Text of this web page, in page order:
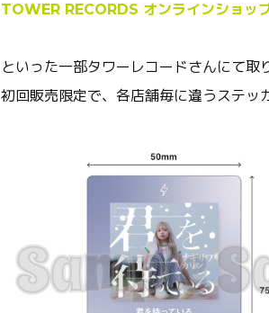
TOWER RECORDS オンラインショッ
といった一部タワーレコードさんにて
初回販売限定で、各店舗毎に違うステッ